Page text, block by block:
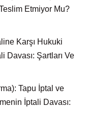
Etmiyor Mu?
Karşı Hukuki
Davası: Şartları Ve
Tapu İptal ve
İptali Davası: